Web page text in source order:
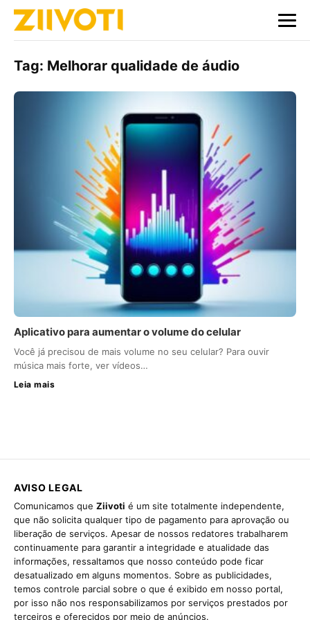
Tag: Melhorar qualidade de áudio
Aplicativo para aumentar o volume do celular
Você já precisou de mais volume no seu celular? Para ouvir
música mais forte, ver vídeos…
Leia mais
AVISO LEGAL
Comunicamos que Ziivoti é um site totalmente independente,
que não solicita qualquer tipo de pagamento para aprovação ou
liberação de serviços. Apesar de nossos redatores trabalharem
continuamente para garantir a integridade e atualidade das
informações, ressaltamos que nosso conteúdo pode ficar
desatualizado em alguns momentos. Sobre as publicidades,
temos controle parcial sobre o que é exibido em nosso portal,
por isso não nos responsabilizamos por serviços prestados por
terceiros e oferecidos por meio de anúncios.